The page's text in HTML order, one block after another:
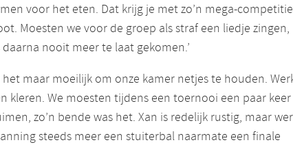
voor het eten. Dat krijg je met zo’n mega-
Moesten we voor de groep als straf een liedje zingen,
daarna nooit meer te laat gekomen.’
het maar moeilijk om onze kamer netjes te houden.
kleren. We moesten tijdens een toernooi een paar keer
zo’n bende was het. Xan is redelijk rustig, maar
steeds meer een stuiterbal naarmate een finale